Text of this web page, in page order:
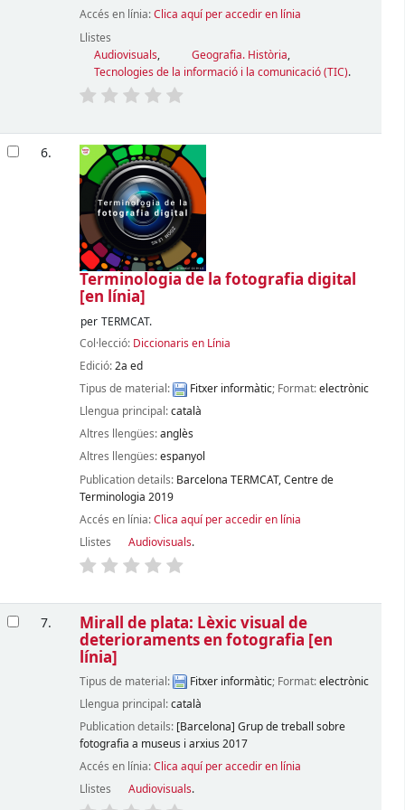
Accés en línia:Clica aquí per accedir en línia
Llistes
Audiovisuals, Geografia. Història,
Tecnologies de la informació i la comunicació (TIC).
6.
Terminologia de la fotografia digital
[en línia]
per TERMCAT.
Col·lecció: Diccionaris en Línia
Edició:2a ed
Tipus de material:
Fitxer informàtic; Format:electrònic
Llengua principal:català
Altres llengües:anglès
Altres llengües:espanyol
Publication details: Barcelona TERMCAT, Centre de
Terminologia 2019
Accés en línia:Clica aquí per accedir en línia
Llistes
Audiovisuals.
7. Mirall de plata: Lèxic visual de
deterioraments en fotografia [en
línia]
Tipus de material: Fitxer informàtic; Format:electrònic
Llengua principal:català
Publication details: [Barcelona] Grup de treball sobre
fotografia a museus i arxius 2017
Accés en línia:Clica aquí per accedir en línia
Llistes
Audiovisuals.